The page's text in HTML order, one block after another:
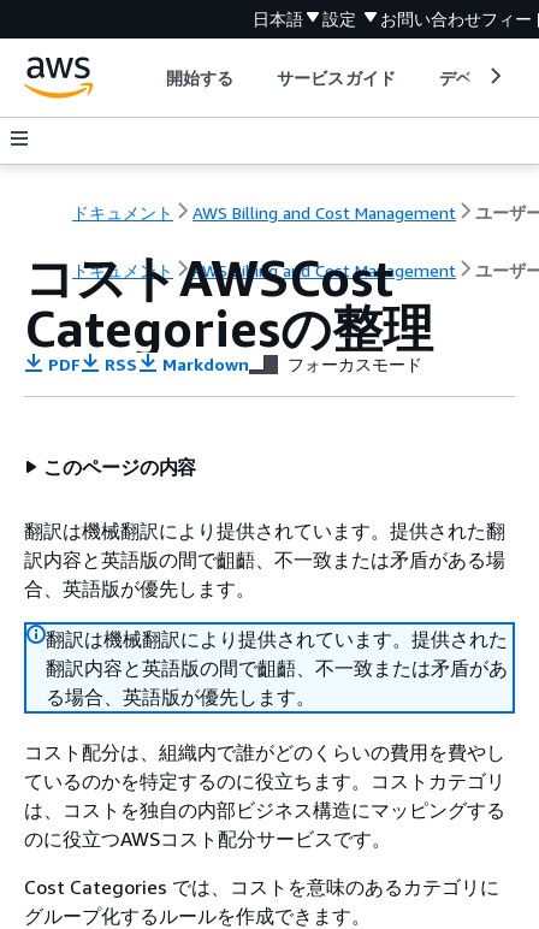
日本語 設定 お問い合わせフィー
開始する サービスガイド デベロッパ
ドキュメント AWS Billing and Cost Management
ドキュメント AWS Billing and Cost Management ユーザ
コストAWSCost
Categoriesの整理
PDF RSS Markdown フォーカスモード
このページの内容
翻訳は機械翻訳により提供されています。提供された翻
訳内容と英語版の間で齟齬、不一致または矛盾がある場
合、英語版が優先します。
翻訳は機械翻訳により提供されています。提供された
翻訳内容と英語版の間で齟齬、不一致または矛盾があ
る場合、英語版が優先します。
コスト配分は、組織内で誰がどのくらいの費用を費やし
ているのかを特定するのに役立ちます。コストカテゴリ
は、コストを独自の内部ビジネス構造にマッピングする
のに役立つAWSコスト配分サービスです。
Cost Categories では、コストを意味のあるカテゴリに
グループ化するルールを作成できます。